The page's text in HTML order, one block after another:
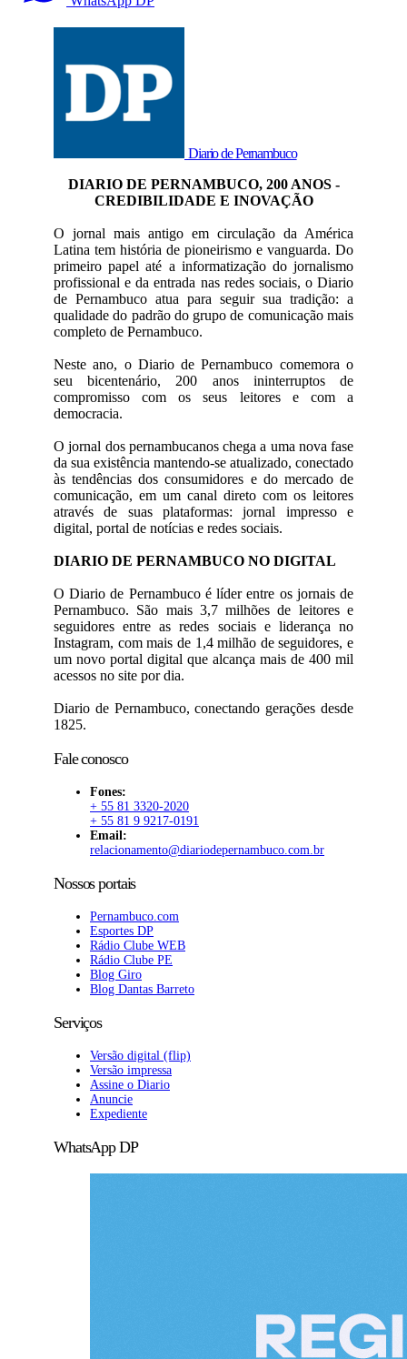
Diario de Pernambuco
DIARIO DE PERNAMBUCO, 200 ANOS -
CREDIBILIDADE E INOVAÇÃO
O jornal mais antigo em circulação da América
Latina tem história de pioneirismo e vanguarda. Do
primeiro papel até a informatização do jornalismo
profissional e da entrada nas redes sociais, o Diario
de Pernambuco atua para seguir sua tradição: a
qualidade do padrão do grupo de comunicação mais
completo de Pernambuco.
Neste ano, o Diario de Pernambuco comemora o
seu bicentenário, 200 anos ininterruptos de
compromisso com os seus leitores e com a
democracia.
O jornal dos pernambucanos chega a uma nova fase
da sua existência mantendo-se atualizado, conectado
às tendências dos consumidores e do mercado de
comunicação, em um canal direto com os leitores
através de suas plataformas: jornal impresso e
digital, portal de notícias e redes sociais.
DIARIO DE PERNAMBUCO NO DIGITAL
O Diario de Pernambuco é líder entre os jornais de
Pernambuco. São mais 3,7 milhões de leitores e
seguidores entre as redes sociais e liderança no
Instagram, com mais de 1,4 milhão de seguidores, e
um novo portal digital que alcança mais de 400 mil
acessos no site por dia.
Diario de Pernambuco, conectando gerações desde
1825.
Fale conosco
Fones:
+ 55 81 3320-2020
+ 55 81 9 9217-0191
Email:
relacionamento@diariodepernambuco.com.br
Nossos portais
Pernambuco.com
Esportes DP
Rádio Clube WEB
Rádio Clube PE
Blog Giro
Blog Dantas Barreto
Serviços
Versão digital (flip)
Versão impressa
Assine o Diario
Anuncie
Expediente
WhatsApp DP